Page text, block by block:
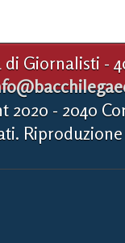
Giornalisti -
2020 - 2040